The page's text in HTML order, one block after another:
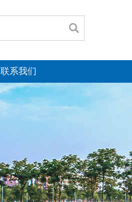
联系我们